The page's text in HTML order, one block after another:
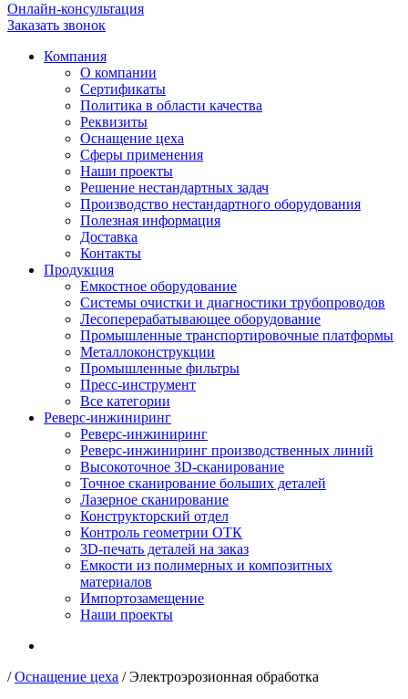
Онлайн-консультация
Заказать звонок
Компания
О компании
Сертификаты
Политика в области качества
Реквизиты
Оснащение цеха
Сферы применения
Наши проекты
Решение нестандартных задач
Производство нестандартного оборудования
Полезная информация
Доставка
Контакты
Продукция
Емкостное оборудование
Системы очистки и диагностики трубопроводов
Лесоперерабатывающее оборудование
Промышленные транспортировочные платформы
Металлоконструкции
Промышленные фильтры
Пресс-инструмент
Все категории
Реверс-инжиниринг
Реверс-инжиниринг
Реверс-инжиниринг производственных линий
Высокоточное 3D-сканирование
Точное сканирование больших деталей
Лазерное сканирование
Конструкторский отдел
Контроль геометрии ОТК
3D-печать деталей на заказ
Емкости из полимерных и композитных
материалов
Импортозамещение
Наши проекты
/Оснащение цеха /Электроэрозионная обработка